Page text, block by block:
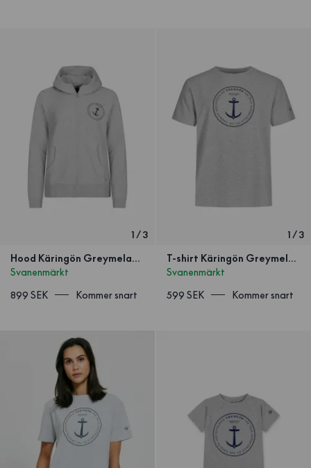
1/3
Hood Käringön Greymelange Unisex
Svanenmärkt
899 SEK
Kommer snart
1/3
T-shirt Käringön Greymelange Unisex
Svanenmärkt
599 SEK
Kommer snart